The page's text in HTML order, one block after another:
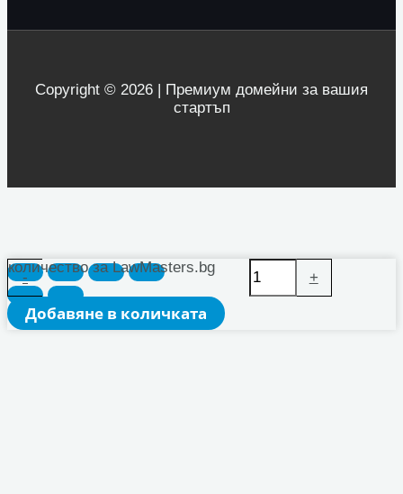
Copyright © 2026 | Премиум домейни за вашия
стартъп
-
количество за LawMasters.bg
+
Добавяне в количката